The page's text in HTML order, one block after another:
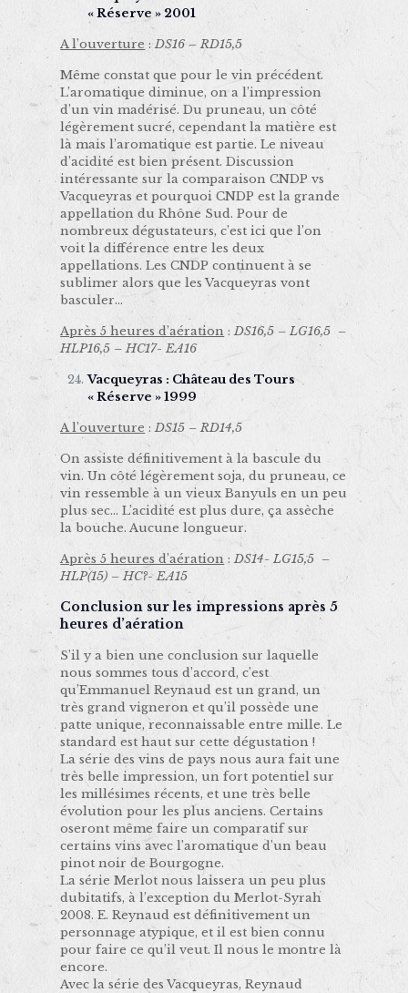
« Réserve » 2001
A l’ouverture :DS16 – RD15,5
Même constat que pour le vin précédent.
L’aromatique diminue, on a l’impression
d’un vin madérisé. Du pruneau, un côté
légèrement sucré, cependant la matière est
là mais l’aromatique est partie. Le niveau
d’acidité est bien présent. Discussion
intéressante sur la comparaison CNDP vs
Vacqueyras et pourquoi CNDP est la grande
appellation du Rhône Sud. Pour de
nombreux dégustateurs, c’est ici que l’on
voit la différence entre les deux
appellations. Les CNDP continuent à se
sublimer alors que les Vacqueyras vont
basculer…
Après 5 heures d’aération :DS16,5 – LG16,5 –
HLP16,5 – HC17- EA16
Vacqueyras : Château des Tours
« Réserve » 1999
A l’ouverture :DS15 – RD14,5
On assiste définitivement à la bascule du
vin. Un côté légèrement soja, du pruneau, ce
vin ressemble à un vieux Banyuls en un peu
plus sec… L’acidité est plus dure, ça assèche
la bouche. Aucune longueur.
Après 5 heures d’aération :DS14- LG15,5 –
HLP(15) – HC?- EA15
Conclusion sur les impressions après 5
heures d’aération
S’il y a bien une conclusion sur laquelle
nous sommes tous d’accord, c’est
qu’Emmanuel Reynaud est un grand, un
très grand vigneron et qu’il possède une
patte unique, reconnaissable entre mille. Le
standard est haut sur cette dégustation !
La série des vins de pays nous aura fait une
très belle impression, un fort potentiel sur
les millésimes récents, et une très belle
évolution pour les plus anciens. Certains
oseront même faire un comparatif sur
certains vins avec l’aromatique d’un beau
pinot noir de Bourgogne.
La série Merlot nous laissera un peu plus
dubitatifs, à l’exception du Merlot-Syrah
2008. E. Reynaud est définitivement un
personnage atypique, et il est bien connu
pour faire ce qu’il veut. Il nous le montre là
encore.
Avec la série des Vacqueyras, Reynaud